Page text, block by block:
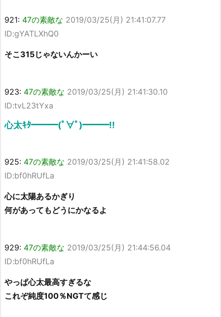
921: 47の素敵な 2019/03/25(月) 21:41:07.77
ID:gYATLXhQ0
そこ315じゃないんかーい
923: 47の素敵な 2019/03/25(月) 21:41:30.10
ID:tvL23tYxa
心太ｷﾀ━━━(ﾟ∀ﾟ)━━━!!
925: 47の素敵な 2019/03/25(月) 21:41:58.02
ID:bf0hRUfLa
心に太陽あるかぎり
何があってもどうにかなるよ
929: 47の素敵な 2019/03/25(月) 21:44:56.04
ID:bf0hRUfLa
やっぱ心太最高すぎるな
これぞ純度100％NGTて感じ